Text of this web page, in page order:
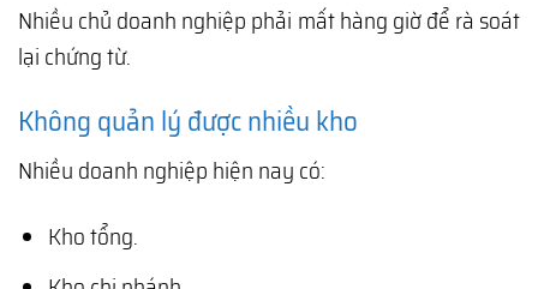
Nhiều chủ doanh nghiệp phải mất hàng giờ để rà soát
lại chứng từ.
Không quản lý được nhiều kho
Nhiều doanh nghiệp hiện nay có:
Kho tổng.